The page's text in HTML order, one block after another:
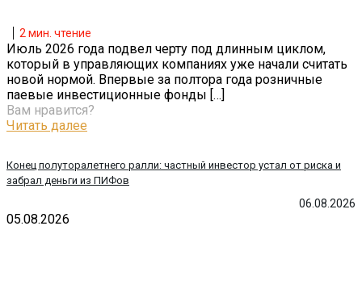
06.08.2026
Конец полуторалетнего ралли: частный инвестор устал от риска и
забрал деньги из ПИФов
2 мин. чтение
Июль 2026 года подвел черту под длинным циклом,
который в управляющих компаниях уже начали считать
новой нормой. Впервые за полтора года розничные
паевые инвестиционные фонды […]
Вам нравится?
Читать далее
05.08.2026